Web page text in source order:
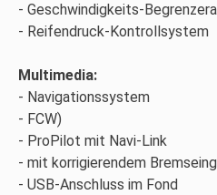
Geschwindigkeits-
Reifendruck-Kontrollsystem
Multimedia:
Navigationssystem
FCW)
ProPilot mit Navi-Link
mit korrigierendem
USB-Anschluss im Fond